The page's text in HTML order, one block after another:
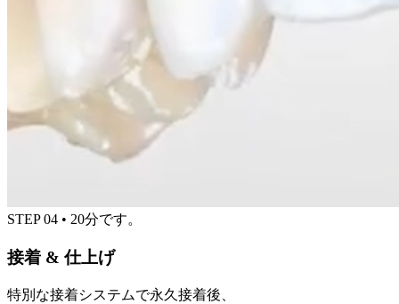
STEP04 • 20分です。
接着 & 仕上げ
特別な接着システムで永久接着後、